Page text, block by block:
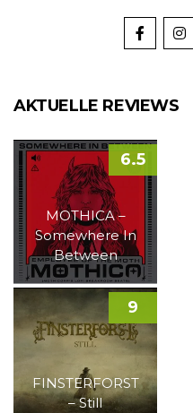
AKTUELLE REVIEWS
MOTHICA –
Somewhere In
Between
6.5
FINSTERFORST
– Still
9